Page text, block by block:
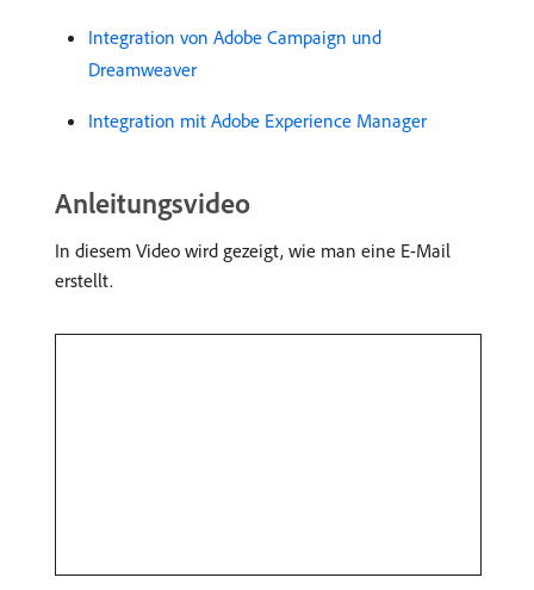
Integration von Adobe Campaign und
Dreamweaver
Integration mit Adobe Experience Manager
Anleitungsvideo
In diesem Video wird gezeigt, wie man eine E-Mail
erstellt.